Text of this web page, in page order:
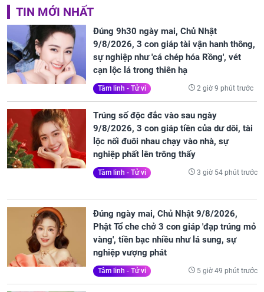
TIN MỚI NHẤT
Đúng 9h30 ngày mai, Chủ Nhật
9/8/2026, 3 con giáp tài vận hanh thông,
sự nghiệp như 'cá chép hóa Rồng', vét
cạn lộc lá trong thiên hạ
Tâm linh - Tử vi 2 giờ 9 phút trước
Trúng số độc đắc vào sau ngày
9/8/2026, 3 con giáp tiền của dư dôi, tài
lộc nối đuôi nhau chạy vào nhà, sự
nghiệp phất lên trông thấy
Tâm linh - Tử vi 3 giờ 54 phút trước
Đúng ngày mai, Chủ Nhật 9/8/2026,
Phật Tổ che chở 3 con giáp 'đạp trúng mỏ
vàng', tiền bạc nhiều như lá sung, sự
nghiệp vượng phát
Tâm linh - Tử vi 5 giờ 49 phút trước